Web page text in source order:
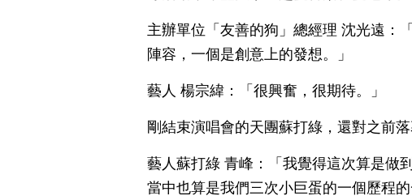
主辦單位「友善的狗」總經理 沈光遠：
陣容，一個是創意上的發想。」
藝人 楊宗緯：「很興奮，很期待。」
剛結束演唱會的天團蘇打綠，還對之前
藝人蘇打綠 青峰：「我覺得這次算是做
當中也算是我們三次小巨蛋的一個歷程